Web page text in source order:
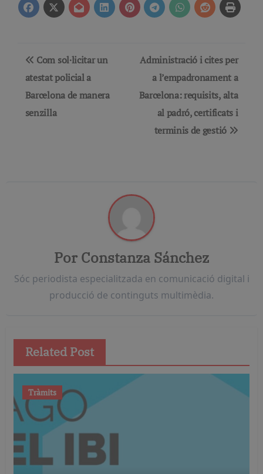
Navegación
de
entradas
Com sol·licitar un
atestat policial a
Barcelona de manera
senzilla
Administració i cites per
a l’empadronament a
Barcelona: requisits, alta
al padró, certificats i
terminis de gestió
Por Constanza Sánchez
Sóc periodista especialitzada en comunicació digital i
producció de continguts multimèdia.
Related Post
Tràmits